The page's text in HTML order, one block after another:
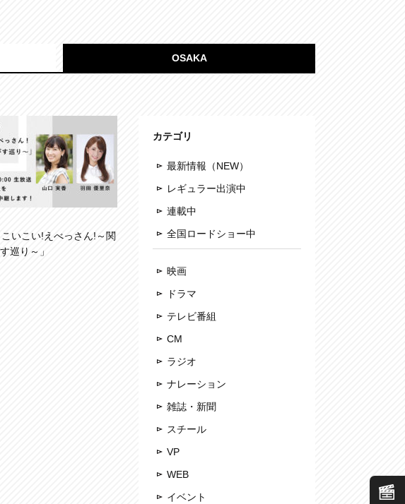
OSAKA
いこい!えべっさん!～関
巡り～」
カテゴリ
最新情報（NEW）
レギュラー出演中
連載中
全国ロードショー中
映画
ドラマ
テレビ番組
CM
ラジオ
ナレーション
雑誌・新聞
スチール
VP
WEB
イベント